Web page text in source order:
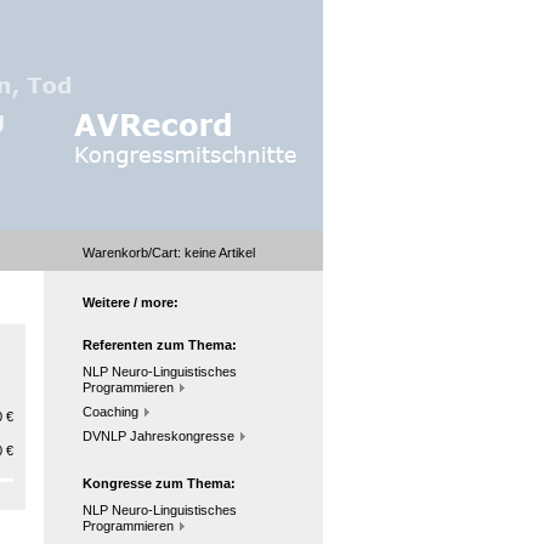
Warenkorb/Cart: keineArtikel
€
€
Weitere / more:
Referenten zum Thema:
NLP Neuro-Linguistisches
Programmieren
Coaching
DVNLP Jahreskongresse
Kongresse zum Thema:
NLP Neuro-Linguistisches
Programmieren